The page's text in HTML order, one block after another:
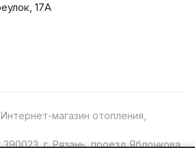
17А
магазин отопления,
г. Рязань, проезд Яблочкова,